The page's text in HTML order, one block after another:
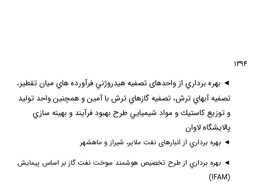
1394
◄ بهره برداري از واحدهای تصفيه هيدروژني فرآورده هاي ميان تقطير،
تصفيه آبهاي ترش، تصفيه گازهاي ترش با آمين و همچنین واحد توليد
و توزيع كاستيك و مواد شيميايي طرح بهبود فرآيند و بهينه سازي
پالايشگاه لاوان
◄ بهره برداري از انبارهای نفت ملایر، شیراز و ماهشهر
◄ بهره برداري از طرح تخصیص هوشمند سوخت نفت گاز بر اساس پیمایش
(
IFAM
)